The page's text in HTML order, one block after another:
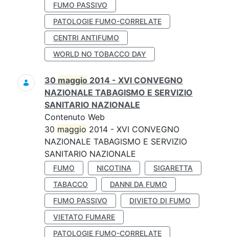
FUMO PASSIVO
PATOLOGIE FUMO-CORRELATE
CENTRI ANTIFUMO
WORLD NO TOBACCO DAY
30 maggio 2014 - XVI CONVEGNO
NAZIONALE TABAGISMO E SERVIZIO
SANITARIO NAZIONALE
Contenuto Web
30 maggio 2014 - XVI CONVEGNO
NAZIONALE TABAGISMO E SERVIZIO
SANITARIO NAZIONALE
FUMO NICOTINA
SIGARETTA
TABACCO
DANNI DA FUMO
FUMO PASSIVO
DIVIETO DI FUMO
VIETATO FUMARE
PATOLOGIE FUMO-CORRELATE